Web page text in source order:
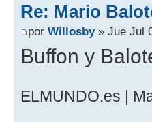
Re: Mario
por Willosby» Jue Jul
Buffon y
ELMUNDO.es |